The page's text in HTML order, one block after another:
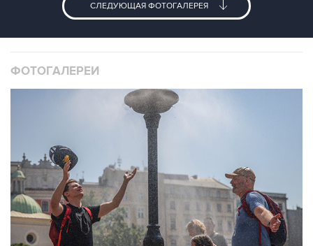
СЛЕДУЮЩАЯ ФОТОГАЛЕРЕЯ
ФОТОГАЛЕРЕИ